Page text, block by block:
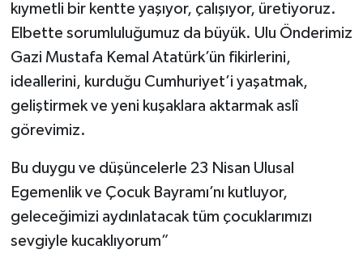
kıymetli bir kentte yaşıyor, çalışıyor, üretiyoruz.
Elbette sorumluluğumuz da büyük. Ulu Önderimiz
Gazi Mustafa Kemal Atatürk’ün fikirlerini,
ideallerini, kurduğu Cumhuriyet’i yaşatmak,
geliştirmek ve yeni kuşaklara aktarmak aslî
görevimiz.
Bu duygu ve düşüncelerle 23 Nisan Ulusal
Egemenlik ve Çocuk Bayramı’nı kutluyor,
geleceğimizi aydınlatacak tüm çocuklarımızı
sevgiyle kucaklıyorum”